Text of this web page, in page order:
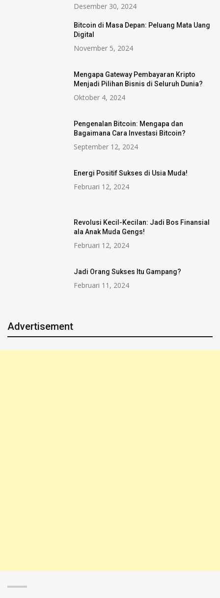
Desember 30, 2024
Bitcoin di Masa Depan: Peluang Mata Uang
Digital
November 5, 2024
Mengapa Gateway Pembayaran Kripto
Menjadi Pilihan Bisnis di Seluruh Dunia?
Oktober 4, 2024
Pengenalan Bitcoin: Mengapa dan
Bagaimana Cara Investasi Bitcoin?
September 12, 2024
Energi Positif Sukses di Usia Muda!
Februari 12, 2024
Revolusi Kecil-Kecilan: Jadi Bos Finansial
ala Anak Muda Gengs!
Februari 12, 2024
Jadi Orang Sukses Itu Gampang?
Februari 11, 2024
Advertisement